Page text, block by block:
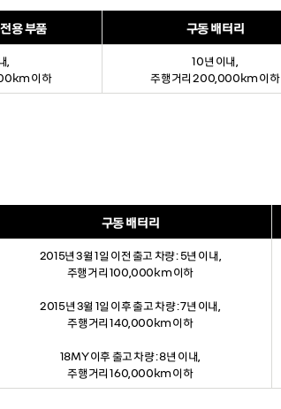
용 부품 구동 배터리
,
이하
10년 이내,
주행거리 200,000km 이하
구동 배터리
2015년 3월 1일 이전 출고 차량 : 5년 이내,
주행거리 100,000km 이하
2015년 3월 1일 이후 출고 차량 : 7년 이내,
주행거리 140,000km 이하
18MY 이후 출고 차량 : 8년 이내,
주행거리 160,000km 이하